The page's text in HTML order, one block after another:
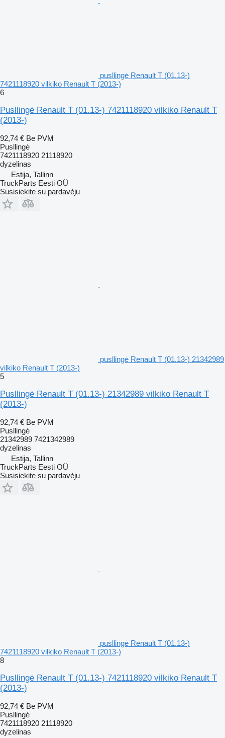
pusllingė Renault T (01.13-)
7421118920 vilkiko Renault T (2013-)
6
Pusllingė Renault T (01.13-) 7421118920 vilkiko Renault T
(2013-)
92,74 € Be PVM
Pusllingė
7421118920 21118920
dyzelinas
Estija, Tallinn
TruckParts Eesti OÜ
Susisiekite su pardavėju
pusllingė Renault T (01.13-) 21342989
vilkiko Renault T (2013-)
5
Pusllingė Renault T (01.13-) 21342989 vilkiko Renault T
(2013-)
92,74 € Be PVM
Pusllingė
21342989 7421342989
dyzelinas
Estija, Tallinn
TruckParts Eesti OÜ
Susisiekite su pardavėju
pusllingė Renault T (01.13-)
7421118920 vilkiko Renault T (2013-)
8
Pusllingė Renault T (01.13-) 7421118920 vilkiko Renault T
(2013-)
92,74 € Be PVM
Pusllingė
7421118920 21118920
dyzelinas